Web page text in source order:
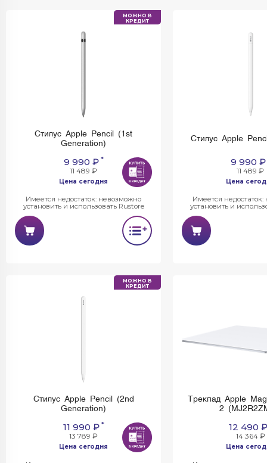
МОЖНО В
КРЕДИТ
Стилус Apple Pencil (1st
Generation)
9 990 ₽*
11 489 ₽
Цена сегодня
Имеется недостаток: невозможно
установить и использовать Rustore
Стилус Apple
9 990 ₽
11 489 ₽
Цена
Имеется
установить и
МОЖНО В
КРЕДИТ
Стилус Apple Pencil (2nd
Generation)
11 990 ₽*
13 789 ₽
Цена сегодня
Трекпад Apple
2
12 490 ₽
14 364 ₽
Цена